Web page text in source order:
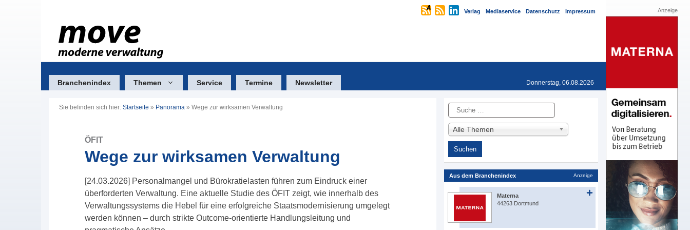
Verlag Mediaservice Datenschutz Impressum
Branchenindex Themen Service Termine Newsletter Donnerstag, 06.08.2026
Sie befinden sich hier: Startseite » Panorama » Wege zur wirksamen Verwaltung
ÖFIT
Wege zur wirksamen Verwaltung
[24.03.2026] Personalmangel und Bürokratielasten führen zum Eindruck einer
überforderten Verwaltung. Eine aktuelle Studie des ÖFIT zeigt, wie innerhalb des
Verwaltungssystems die Hebel für eine erfolgreiche Staatsmodernisierung umgelegt
werden können – durch strikte Outcome-orientierte Handlungsleitung und
Suche
Alle Themen
Aus dem Branchenindex Anzeige
Materna
44263 Dortmund
Anzeige